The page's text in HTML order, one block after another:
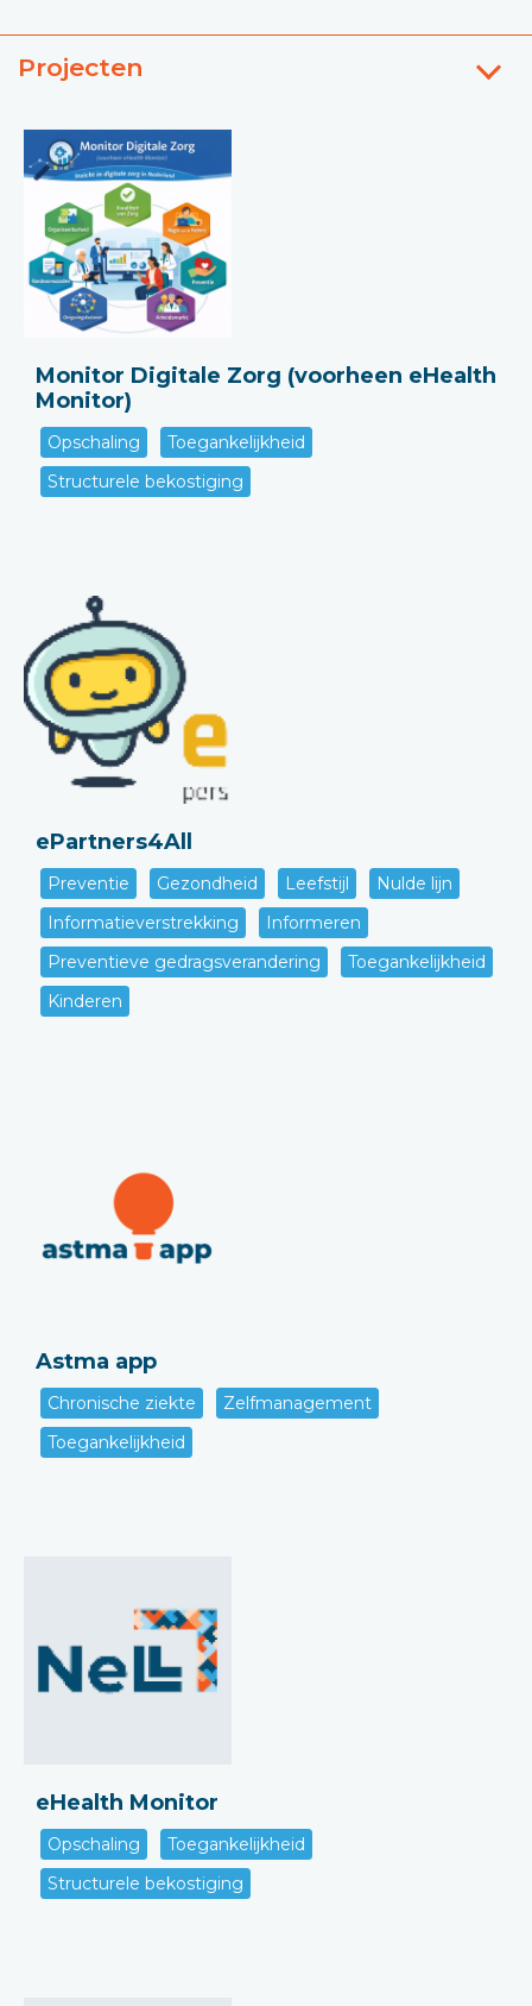
Projecten
Monitor Digitale Zorg (voorheen eHealth
Monitor)
Opschaling
Toegankelijkheid
Structurele bekostiging
ePartners4All
Preventie Gezondheid Leefstijl
Nulde lijn
Informatieverstrekking
Informeren
Preventieve gedragsverandering
Toegankelijkheid
Kinderen
Astma app
Chronische ziekte
Zelfmanagement
Toegankelijkheid
eHealth Monitor
Opschaling
Toegankelijkheid
Structurele bekostiging